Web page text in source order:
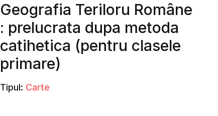
Geografia Teriloru Române
: prelucrata dupa metoda
catihetica (pentru clasele
primare)
Tipul: Carte